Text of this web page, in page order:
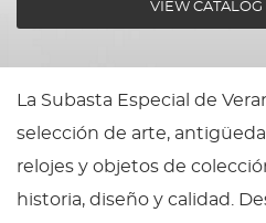
VIEW CATALOG
La Subasta Especial de
selección de arte,
relojes y objetos de
historia, diseño y calidad.